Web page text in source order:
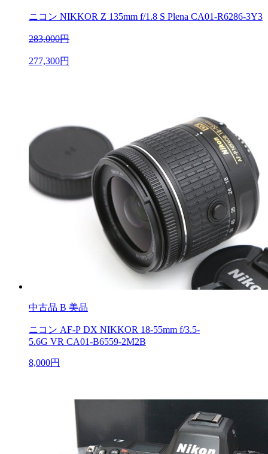
ニコン NIKKOR Z 135mm f/1.8 S Plena CA01-R6286-3Y3
283,000円
277,300円
中古品 B 美品
ニコン AF-P DX NIKKOR 18-55mm f/3.5-
5.6G VR CA01-B6559-2M2B
8,000円